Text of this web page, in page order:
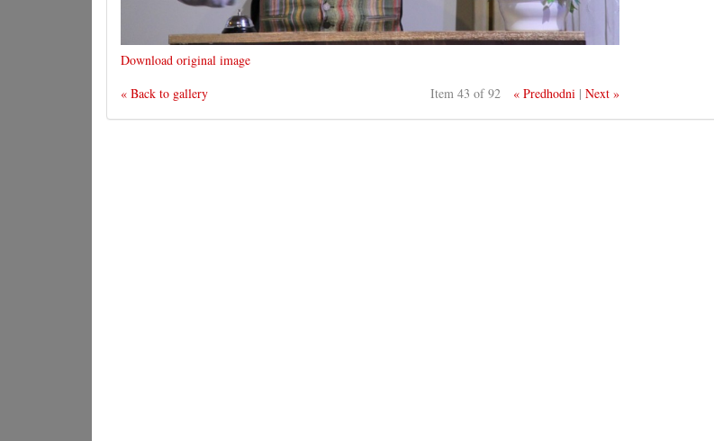
Download original image
« Back to gallery
Item 43 of 92 « Predhodni |Next »